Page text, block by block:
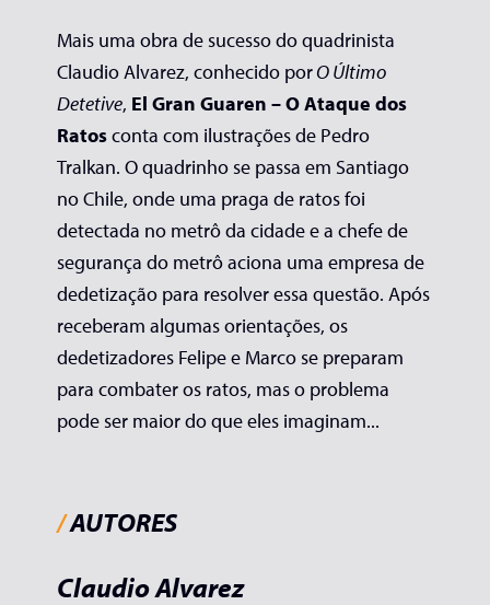
Mais uma obra de sucesso doquadrinista
ClaudioAlvarez, conhecido porO Último
Detetive, El Gran Guaren – O Ataque dos
Ratosconta com ilustrações de Pedro
Tralkan. Oquadrinhose passa em Santiago
no Chile, onde uma praga de ratos foi
detectada no metrô da cidadee a chefe de
segurança do metrô aciona uma empresa de
dedetização para resolver essa questão. Após
receberam algumas orientações, os
dedetizadores Felipe e Marco se preparam
para combater os ratos, mas o problema
pode ser maior do que eles imaginam...
/AUTORES
Claudio Alvarez